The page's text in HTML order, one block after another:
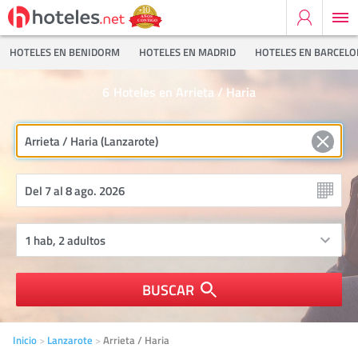
HOTELES EN BENIDORM HOTELES EN MADRID HOTELES EN
Hoteles en Arrieta / Haria
6
BUSCAR
Inicio Lanzarote Arrieta / Haria